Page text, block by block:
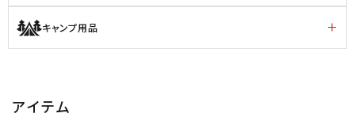
キャンプ用品
アイテム